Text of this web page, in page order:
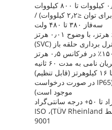
ولتاژ ورودی: تک‌فاز ۲۲۰ ولت (برای توان ≤۲٫۲ کیلووات) /
سه‌فاز ۳۸۰ تا ۴۸۰ ولت
درجه حفاظت: استاندارد IP20 (IP65 در صورت درخواست
موجود است)
گواهینامه‌ها: سی‌ای (تأییدشده توسط TÜV Rheinland)، ISO
9001